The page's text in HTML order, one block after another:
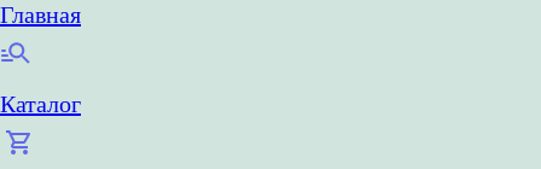
Главная
Каталог